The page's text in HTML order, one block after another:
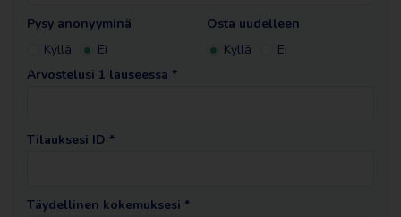
Pysy anonyyminä
Kyllä
Ei
Osta uudelleen
Kyllä
Ei
Arvostelusi 1 lauseessa *
Tilauksesi ID *
Täydellinen kokemuksesi *